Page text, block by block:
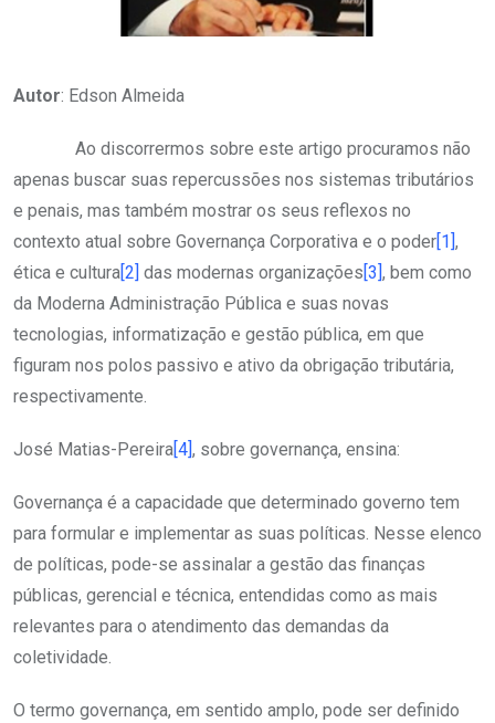
Autor: Edson Almeida
Ao discorrermos sobre este artigo procuramos não
apenas buscar suas repercussões nos sistemas tributários
e penais, mas também mostrar os seus reflexos no
contexto atual sobre Governança Corporativa e o poder[1],
ética e cultura[2] das modernas organizações[3], bem como
da Moderna Administração Pública e suas novas
tecnologias, informatização e gestão pública, em que
figuram nos polos passivo e ativo da obrigação tributária,
respectivamente.
José Matias-Pereira[4], sobre governança, ensina:
Governança é a capacidade que determinado governo tem
para formular e implementar as suas políticas. Nesse elenco
de políticas, pode-se assinalar a gestão das finanças
públicas, gerencial e técnica, entendidas como as mais
relevantes para o atendimento das demandas da
coletividade.
O termo governança, em sentido amplo, pode ser definido